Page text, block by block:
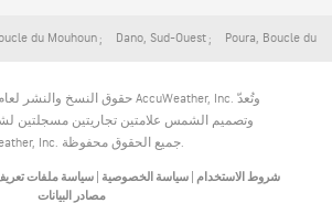
du Mouhoun Dano, Sud-Ouest Poura, Boucle du
AccuWeather, Inc. جميع الحقوق محفوظة.
شروط الاستخدام |سياسة الخصوصية |سياسة ملفات
مصادر البيانات